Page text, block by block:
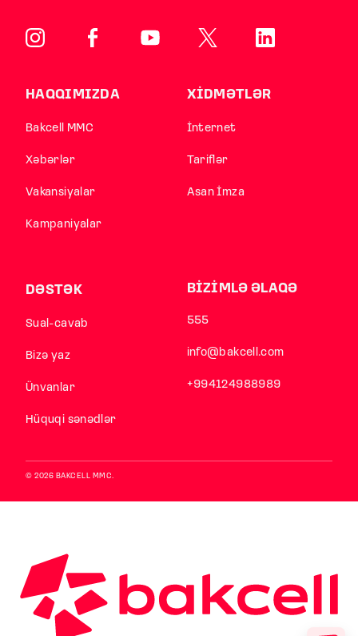
HAQQIMIZDA
Bakcell MMC
Xəbərlər
Vakansiyalar
Kampaniyalar
XİDMƏTLƏR
İnternet
Tariflər
Asan İmza
DƏSTƏK
Sual-cavab
Bizə yaz
Ünvanlar
Hüquqi sənədlər
BİZİMLƏ ƏLAQƏ
555
info@bakcell.com
+994124988989
© 2026 BAKCELL MMC.